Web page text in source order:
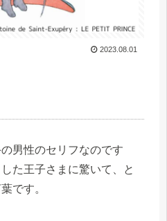
2023.08.01
男性のセリフなのです
た王子さまに驚いて、と
です。